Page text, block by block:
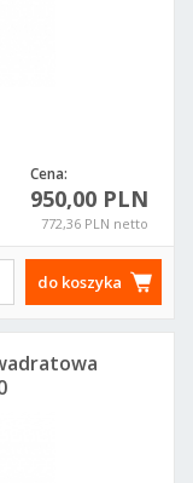
Cena:
950,00 PLN
772,36 PLN netto
do koszyka